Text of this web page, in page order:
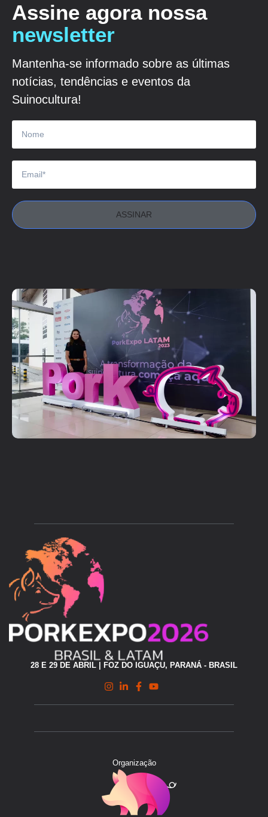
Assine agora nossa
newsletter
Mantenha-se informado sobre as últimas
notícias, tendências e eventos da
Suinocultura!
ASSINAR
28 E 29 DE ABRIL | FOZ DO IGUAÇU, PARANÁ - BRASIL
Organização